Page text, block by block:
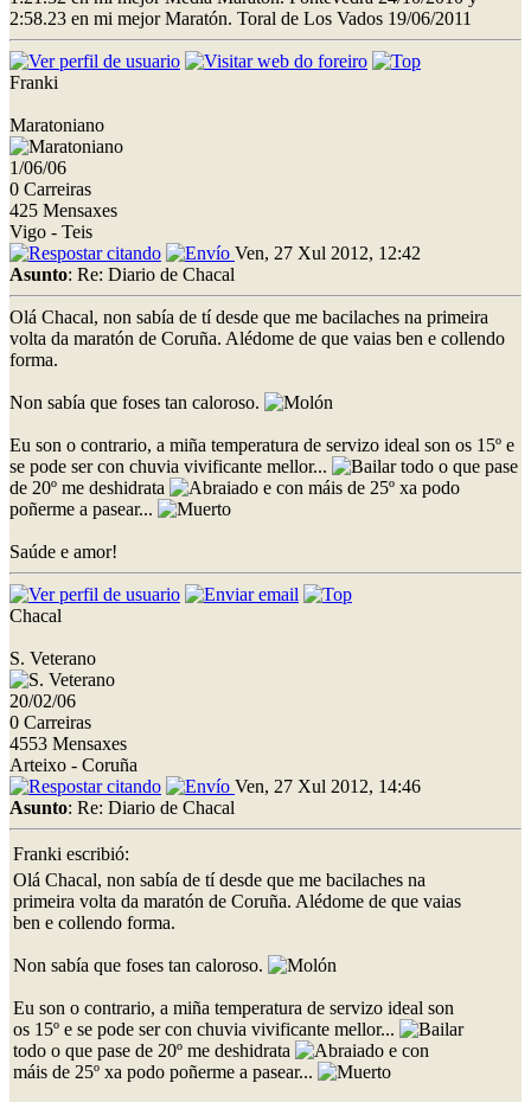
2:58.23 en mi mejor Maratón. Toral de Los Vados 19/06/2011
Franki
Maratoniano
1/06/06
0 Carreiras
425 Mensaxes
Vigo - Teis
Ven, 27 Xul 2012, 12:42
Asunto: Re: Diario de Chacal
Olá Chacal, non sabía de tí desde que me bacilaches na primeira
volta da maratón de Coruña. Alédome de que vaias ben e collendo
forma.
Non sabía que foses tan caloroso.
Eu son o contrario, a miña temperatura de servizo ideal son os 15º e
se pode ser con chuvia vivificante mellor...
todo o que pase
de 20º me deshidrata
e con máis de 25º xa podo
poñerme a pasear...
Saúde e amor!
Chacal
S. Veterano
20/02/06
0 Carreiras
4553 Mensaxes
Arteixo - Coruña
Ven, 27 Xul 2012, 14:46
Asunto: Re: Diario de Chacal
Franki escribió:
Olá Chacal, non sabía de tí desde que me bacilaches na
primeira volta da maratón de Coruña. Alédome de que vaias
ben e collendo forma.
Non sabía que foses tan caloroso.
Eu son o contrario, a miña temperatura de servizo ideal son
os 15º e se pode ser con chuvia vivificante mellor...
todo o que pase de 20º me deshidrata
e con
máis de 25º xa podo poñerme a pasear...